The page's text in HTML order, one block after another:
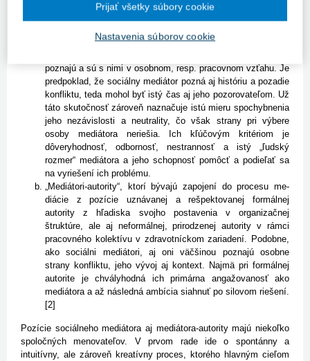
Z hľadiska postavenia v rámci zdravotníckeho zariadenia môžeme
hovoriť o dvoch typoch neformálnych mediátorov:
poznajú a sú s nimi v osobnom, resp. pracovnom vzťahu. Je
predpoklad, že sociálny me­diátor pozná aj históriu a pozadie
konfliktu, teda mohol byť istý čas aj jeho pozorovateľom. Už
táto skutočnosť zároveň naznačuje istú mieru spochybnenia
jeho nezávislosti a neutrality, čo však strany pri výbere
osoby mediátora neriešia. Ich kľúčovým kritériom je
dôveryhodnosť, odbornosť, nestrannosť a istý „ľudský
rozmer“ mediátora a jeho schopnosť pomôcť a podieľať sa
na vyriešení ich problému.
„Mediátori-autority“, ktorí bý­va­jú zapojení do procesu me­
diácie z pozície uznávanej a rešpektovanej formálnej
autority z hľadiska svojho postavenia v organizačnej
štruktúre, ale aj neformálnej, prirodzenej autority v rámci
pracovného kolektívu v zdravotníckom zariadení. Podobne,
ako sociálni mediátori, aj oni väčšinou poznajú osobne
strany konfliktu, jeho vývoj aj kontext. Najmä pri formálnej
autorite je chvályhodná ich primárna angažovanosť ako
mediátora a až následná ambícia siahnuť po silovom riešení.
[2]
Pozície sociálneho mediátora aj mediátora-autority majú niekoľ­ko
spoločných menovateľov. V pr­vom rade ide o spontánny a
intuitívny, ale zároveň kreatívny proces, ktorého hlavným cieľom
Nastavenia súborov cookie
Prijať všetky súbory cookie